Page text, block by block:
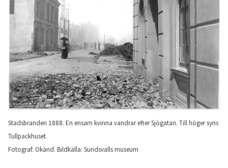
Stadsbranden 1888. En ensam kvinna vandrar efter Sjögatan. Till höger syns
Tullpackhuset.
Fotograf: Okänd. Bildkälla: Sundsvalls museum